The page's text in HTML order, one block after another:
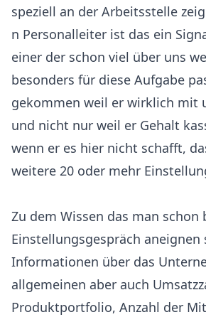
speziell an der Arbeitsstelle
n Personalleiter ist das ein
einer der schon viel über uns
besonders für diese Aufgabe
gekommen weil er wirklich mit
und nicht nur weil er Gehalt
wenn er es hier nicht schafft,
weitere 20 oder mehr
Zu dem Wissen das man schon
Einstellungsgespräch aneignen
Informationen über das
allgemeinen aber auch
Produktportfolio, Anzahl der